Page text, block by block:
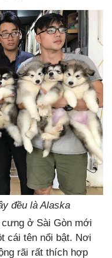
đều là Alaska
ở Sài Gòn mới
cái tên nổi bật. Nơi
rãi rất thích hợp